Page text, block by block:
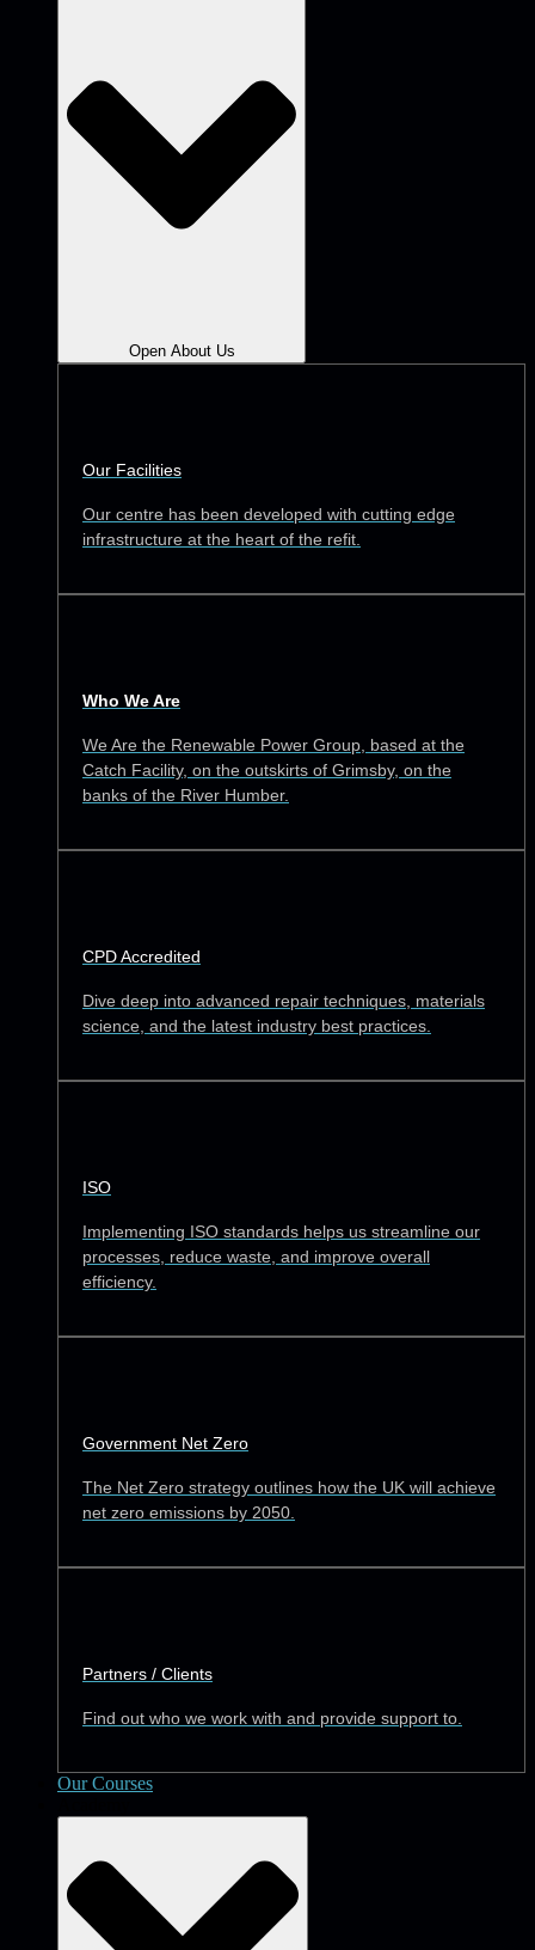
Open About Us
Our Facilities
Our centre has been developed with cutting edge
infrastructure at the heart of the refit.
Who We Are
We Are the Renewable Power Group, based at the
Catch Facility, on the outskirts of Grimsby, on the
banks of the River Humber.
CPD Accredited
Dive deep into advanced repair techniques, materials
science, and the latest industry best practices.
ISO
Implementing ISO standards helps us streamline our
processes, reduce waste, and improve overall
efficiency.
Government Net Zero
The Net Zero strategy outlines how the UK will achieve
net zero emissions by 2050.
Partners / Clients
Find out who we work with and provide support to.
Our Courses